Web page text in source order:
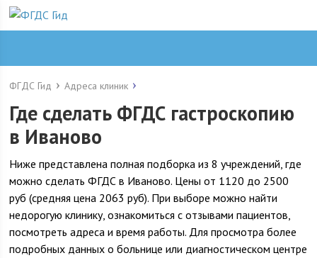
ФГДС Гид Адреса клиник
Где сделать ФГДС гастроскопию
в Иваново
Ниже представлена полная подборка из 8 учреждений, где
можно сделать ФГДС в Иваново. Цены от 1120 до 2500
руб (средняя цена 2063 руб). При выборе можно найти
недорогую клинику, ознакомиться с отзывами пациентов,
посмотреть адреса и время работы. Для просмотра более
подробных данных о больнице или диагностическом центре